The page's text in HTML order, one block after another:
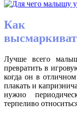
Как
Лучше всего
превратить в
когда он в
плакать и
нужно
терпеливо